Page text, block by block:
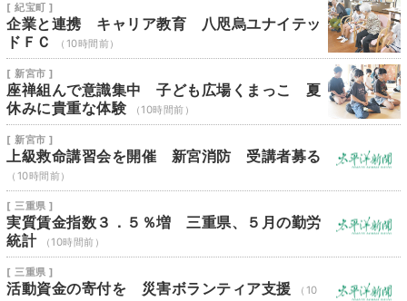
[ 紀宝町 ]
企業と連携 キャリア教育 八咫烏ユナイテッ
ドＦＣ
（10時間前）
[ 新宮市 ]
座禅組んで意識集中 子ども広場くまっこ 夏
休みに貴重な体験
（10時間前）
[ 新宮市 ]
上級救命講習会を開催 新宮消防 受講者募る
（10時間前）
[ 三重県 ]
実質賃金指数３．５％増 三重県、５月の勤労
統計
（10時間前）
[ 三重県 ]
活動資金の寄付を 災害ボランティア支援
（10